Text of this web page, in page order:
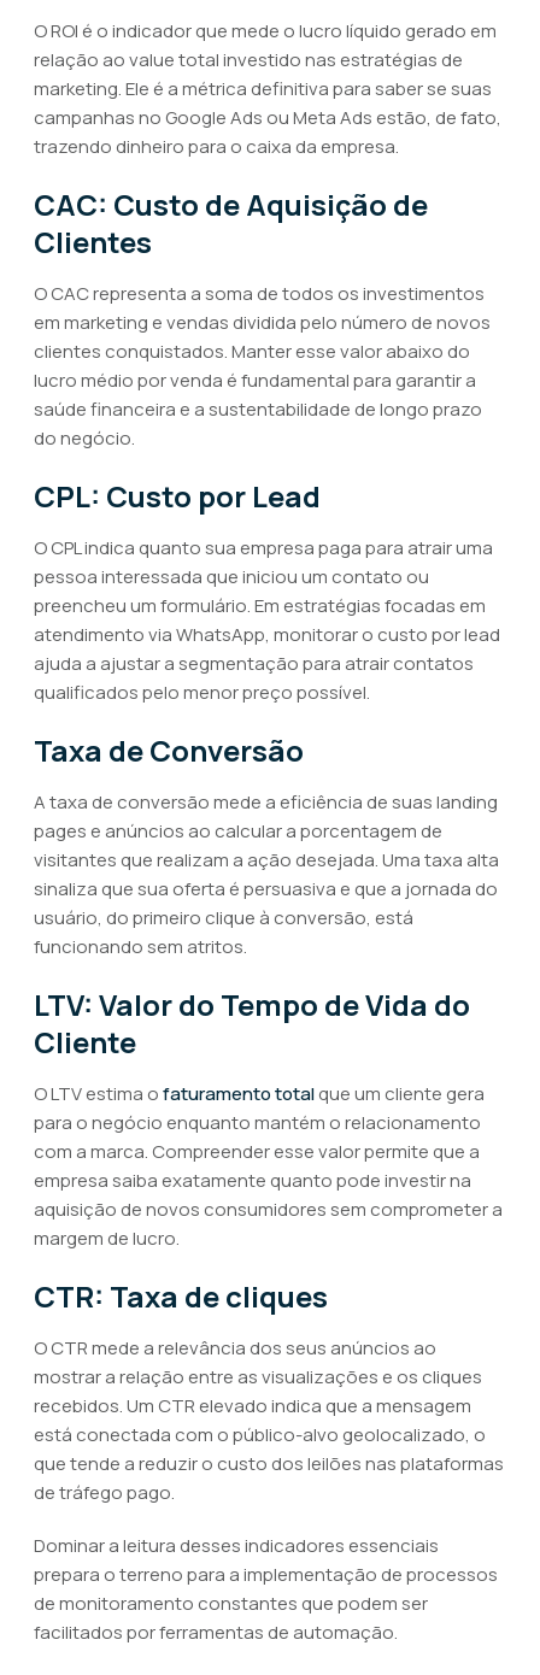
O ROI é o indicador que mede o lucro líquido gerado em
relação ao value total investido nas estratégias de
marketing. Ele é a métrica definitiva para saber se suas
campanhas no Google Ads ou Meta Ads estão, de fato,
trazendo dinheiro para o caixa da empresa.
CAC: Custo de Aquisição de
Clientes
O CAC representa a soma de todos os investimentos
em marketing e vendas dividida pelo número de novos
clientes conquistados. Manter esse valor abaixo do
lucro médio por venda é fundamental para garantir a
saúde financeira e a sustentabilidade de longo prazo
do negócio.
CPL: Custo por Lead
O CPL indica quanto sua empresa paga para atrair uma
pessoa interessada que iniciou um contato ou
preencheu um formulário. Em estratégias focadas em
atendimento via WhatsApp, monitorar o custo por lead
ajuda a ajustar a segmentação para atrair contatos
qualificados pelo menor preço possível.
Taxa de Conversão
A taxa de conversão mede a eficiência de suas landing
pages e anúncios ao calcular a porcentagem de
visitantes que realizam a ação desejada. Uma taxa alta
sinaliza que sua oferta é persuasiva e que a jornada do
usuário, do primeiro clique à conversão, está
funcionando sem atritos.
LTV: Valor do Tempo de Vida do
Cliente
O LTV estima ofaturamento totalque um cliente gera
para o negócio enquanto mantém o relacionamento
com a marca. Compreender esse valor permite que a
empresa saiba exatamente quanto pode investir na
aquisição de novos consumidores sem comprometer a
margem de lucro.
CTR: Taxa de cliques
O CTR mede a relevância dos seus anúncios ao
mostrar a relação entre as visualizações e os cliques
recebidos. Um CTR elevado indica que a mensagem
está conectada com o público-alvo geolocalizado, o
que tende a reduzir o custo dos leilões nas plataformas
de tráfego pago.
Dominar a leitura desses indicadores essenciais
prepara o terreno para a implementação de processos
de monitoramento constantes que podem ser
facilitados por ferramentas de automação.